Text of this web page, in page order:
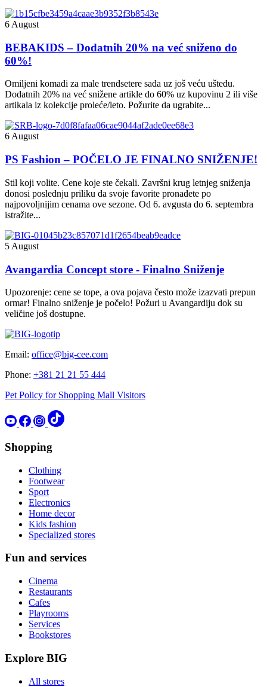
6 August
BEBAKIDS – Dodatnih 20% na već sniženo do
60%!
Omiljeni komadi za male trendsetere sada uz još veću uštedu.
Dodatnih 20% na već snižene artikle do 60% uz kupovinu 2 ili više
artikala iz kolekcije proleće/leto. Požurite da ugrabite...
6 August
PS Fashion – POČELO JE FINALNO SNIŽENJE!
Stil koji volite. Cene koje ste čekali. Završni krug letnjeg sniženja
donosi poslednju priliku da svoje favorite pronađete po
najpovoljnijim cenama ove sezone. Od 6. avgusta do 6. septembra
istražite...
5 August
Avangardia Concept store - Finalno Sniženje
Upozorenje: cene se tope, a ova pojava često može izazvati prepun
ormar! Finalno sniženje je počelo! Požuri u Avangardiju dok su
veličine još dostupne.
Email: office@big-cee.com
Phone: +381 21 21 55 444
Pet Policy for Shopping Mall Visitors
Shopping
Clothing
Footwear
Sport
Electronics
Home decor
Kids fashion
Specialized stores
Fun and services
Cinema
Restaurants
Cafes
Playrooms
Services
Bookstores
Explore BIG
All stores